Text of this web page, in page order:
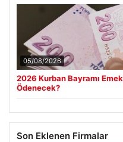
05/08/2026
2026 Kurban Bayramı
Ödenecek?
Son Eklenen Firmalar